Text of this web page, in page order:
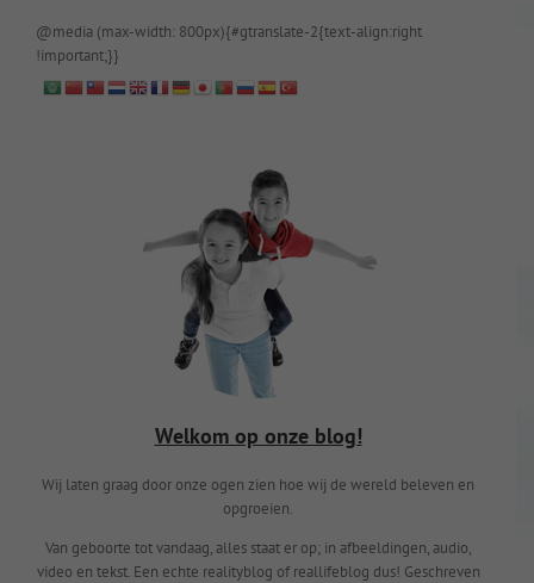
@media (max-width: 800px){#gtranslate-2{text-align:right
!important;}}
Welkom op onze blog!
Wij laten graag door onze ogen zien hoe wij de wereld beleven en
opgroeien.
Van geboorte tot vandaag, alles staat er op; in afbeeldingen, audio,
video en tekst. Een echte realityblog of reallifeblog dus! Geschreven